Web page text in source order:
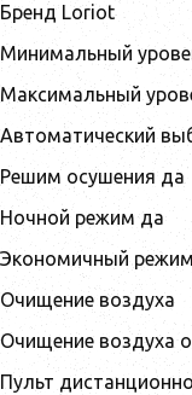
Бренд Loriot
Минимальный
Максимальный
Автоматический
Решим осушения да
Ночной режим да
Экономичный
Очищение воздуха
Очищение воздуха
Пульт